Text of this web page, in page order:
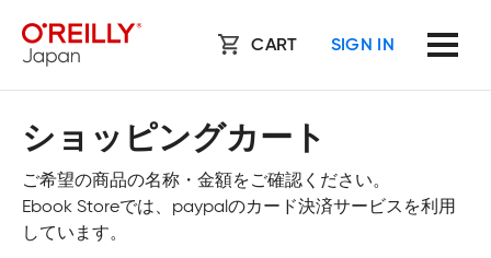
CART SIGN IN
ショッピングカート
ご希望の商品の名称・金額をご確認ください。
Ebook Storeでは、paypalのカード決済サービスを利用
しています。